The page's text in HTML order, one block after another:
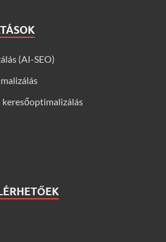
(AI-SEO)
keresőoptimalizálás